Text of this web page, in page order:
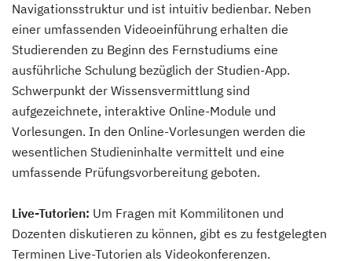
Navigationsstruktur und ist intuitiv bedienbar. Neben
einer umfassenden Videoeinführung erhalten die
Studierenden zu Beginn des Fernstudiums eine
ausführliche Schulung bezüglich der Studien-App.
Schwerpunkt der Wissensvermittlung sind
aufgezeichnete, interaktive Online-Module und
Vorlesungen. In den Online-Vorlesungen werden die
wesentlichen Studieninhalte vermittelt und eine
umfassende Prüfungsvorbereitung geboten.
Live-Tutorien: Um Fragen mit Kommilitonen und
Dozenten diskutieren zu können, gibt es zu festgelegten
Terminen Live-Tutorien als Videokonferenzen.